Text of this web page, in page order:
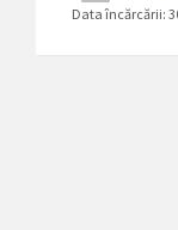
Data încărcării: